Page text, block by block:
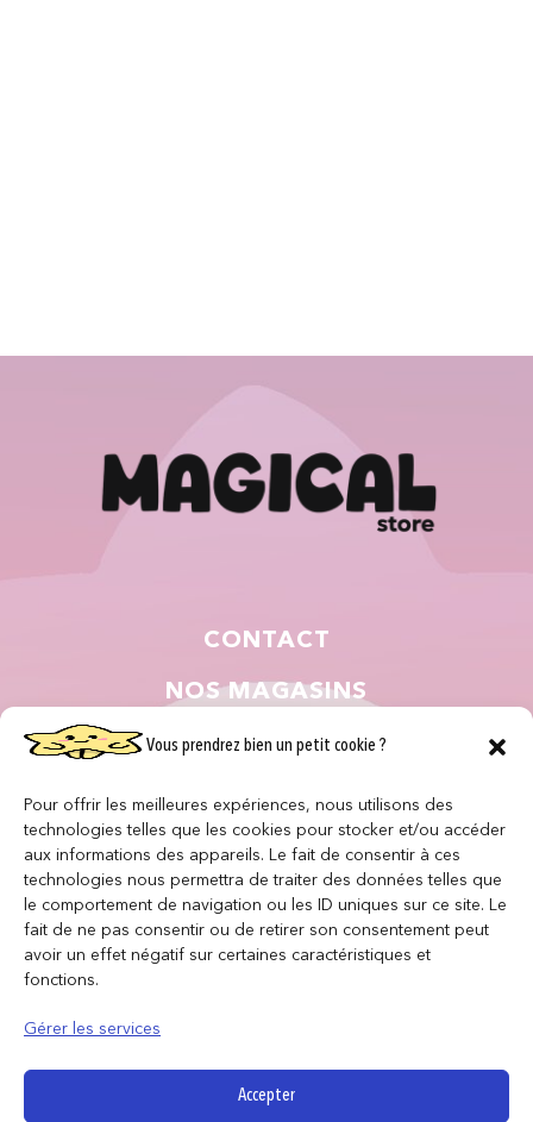
Vous prendrez bien un petit cookie ?
Pour offrir les meilleures expériences, nous utilisons des
technologies telles que les cookies pour stocker et/ou accéder
aux informations des appareils. Le fait de consentir à ces
technologies nous permettra de traiter des données telles que
le comportement de navigation ou les ID uniques sur ce site. Le
fait de ne pas consentir ou de retirer son consentement peut
avoir un effet négatif sur certaines caractéristiques et
fonctions.
Gérer les services
Accepter
CONTACT
NOS MAGASINS
QUI SOMMES NOUS ?
NOUS REJOINDRE
F.A.Q
INFORMATIONS LÉGALES
Politique de confidentialité
Mentions légales